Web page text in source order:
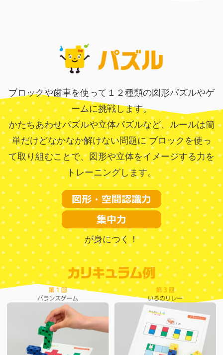
ブロックや歯車を使って１２種類の図形パズルやゲ
ームに挑戦します。
かたちあわせパズルや立体パズルなど、ルールは簡
単だけどなかなか解けない問題にブロックを使っ
て取り組むことで、図形や立体をイメージする力を
トレーニングします。
が身につく！